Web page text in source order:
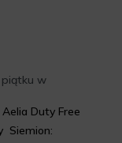
piątku w
Duty Free
Siemion: